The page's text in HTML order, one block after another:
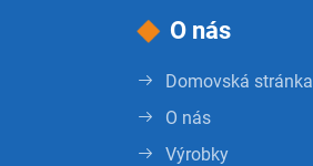
O nás
Domovská stránka
O nás
Výrobky